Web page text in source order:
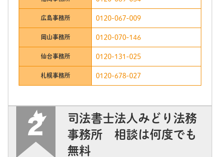
広島事務所 0120-067-009
岡山事務所 0120-070-146
仙台事務所 0120-131-025
札幌事務所 0120-678-027
司法書士法人みどり法務
事務所 相談は何度でも
無料